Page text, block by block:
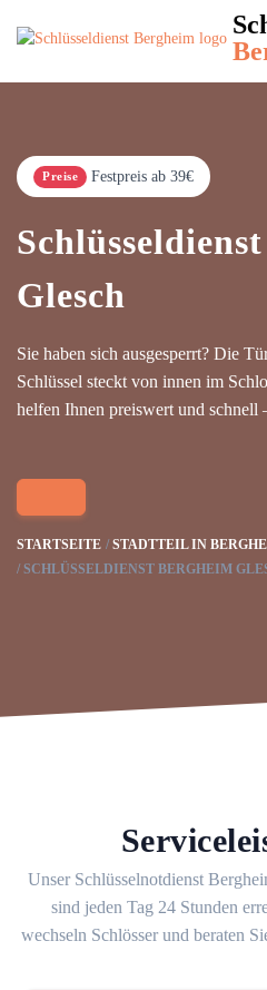
Preise Festpreis ab 39€
Glesch
Sie haben sich ausgesperrt? Die
Schlüssel steckt von innen im
helfen Ihnen preiswert und schnell
STARTSEITE
STADTTEIL IN
SCHLÜSSELDIENST BERGHEIM
Unser Schlüsselnotdienst
sind jeden Tag 24 Stunden
wechseln Schlösser und beraten